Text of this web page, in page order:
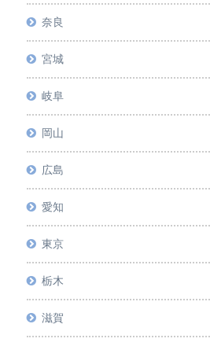
奈良
宮城
岐阜
岡山
広島
愛知
東京
栃木
滋賀